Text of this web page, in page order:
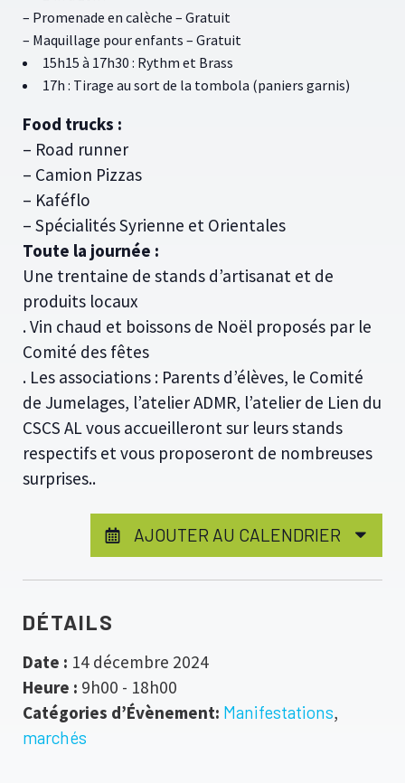
– Promenade en calèche – Gratuit
– Maquillage pour enfants – Gratuit
15h15 à 17h30 : Rythm et Brass
17h : Tirage au sort de la tombola (paniers garnis)
Food trucks :
– Road runner
– Camion Pizzas
– Kaféflo
– Spécialités Syrienne et Orientales
Toute la journée :
Une trentaine de stands d’artisanat et de
produits locaux
. Vin chaud et boissons de Noël proposés par le
Comité des fêtes
. Les associations : Parents d’élèves, le Comité
de Jumelages, l’atelier ADMR, l’atelier de Lien du
CSCS AL vous accueilleront sur leurs stands
respectifs et vous proposeront de nombreuses
surprises..
AJOUTER AU CALENDRIER
DÉTAILS
Date : 14 décembre 2024
Heure : 9h00 - 18h00
Catégories d’Évènement: Manifestations,
marchés